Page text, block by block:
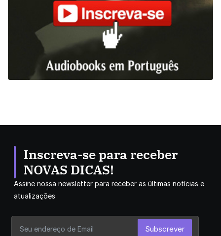
Inscreva-se para receber
NOVAS DICAS!
Assine nossa newsletter para receber as últimas notícias e
atualizações
Subscrever